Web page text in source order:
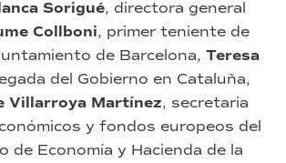
Sorigué, directora general
Collboni, primer teniente de
de Barcelona, Teresa
del Gobierno en Cataluña,
Villarroya Martínez, secretaria
y fondos europeos del
de Economía y Hacienda de la